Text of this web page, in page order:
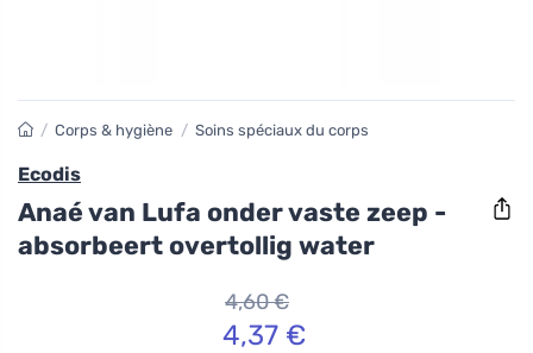
/ Corps & hygiène / Soins spéciaux du corps
Ecodis
Anaé van Lufa onder vaste zeep -
absorbeert overtollig water
4,60 €
4,37 €